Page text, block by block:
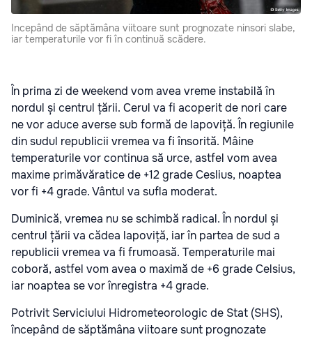
Incepând de săptămâna viitoare sunt prognozate ninsori slabe,
iar temperaturile vor fi în continuă scădere.
În prima zi de weekend vom avea vreme instabilă în
nordul și centrul țării. Cerul va fi acoperit de nori care
ne vor aduce averse sub formă de lapoviță. În regiunile
din sudul republicii vremea va fi însorită. Mâine
temperaturile vor continua să urce, astfel vom avea
maxime primăvăratice de +12 grade Ceslius, noaptea
vor fi +4 grade. Vântul va sufla moderat.
Duminică, vremea nu se schimbă radical. În nordul și
centrul țării va cădea lapoviță, iar în partea de sud a
republicii vremea va fi frumoasă. Temperaturile mai
coboră, astfel vom avea o maximă de +6 grade Celsius,
iar noaptea se vor înregistra +4 grade.
Potrivit Serviciului Hidrometeorologic de Stat (SHS),
începând de săptămâna viitoare sunt prognozate